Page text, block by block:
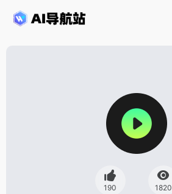
190 1820